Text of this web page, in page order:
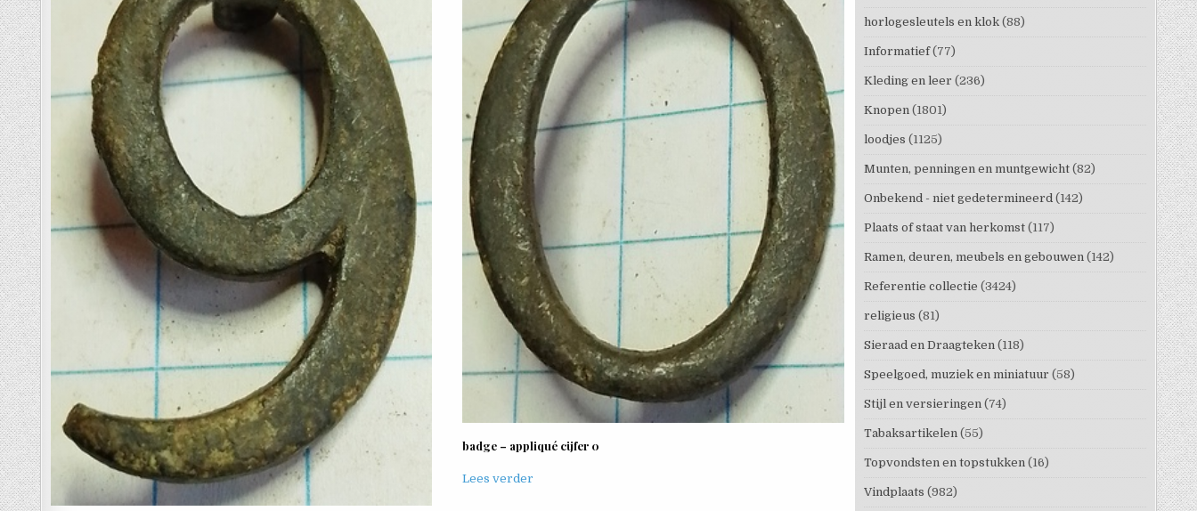
badge – appliqué cijfer 0
Lees verder
horlogesleutels en klok (88)
Informatief (77)
Kleding en leer (236)
Knopen (1801)
loodjes (1125)
Munten, penningen en muntgewicht (82)
Onbekend - niet gedetermineerd (142)
Plaats of staat van herkomst (117)
Ramen, deuren, meubels en gebouwen (142)
Referentie collectie (3424)
religieus (81)
Sieraad en Draagteken (118)
Speelgoed, muziek en miniatuur (58)
Stijl en versieringen (74)
Tabaksartikelen (55)
Topvondsten en topstukken (16)
Vindplaats (982)